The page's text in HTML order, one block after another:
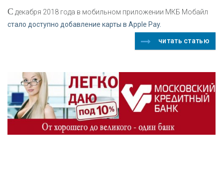
С декабря 2018 года в мобильном приложении МКБ Мобайл
стало доступно добавление карты в Apple Pay.
читать статью